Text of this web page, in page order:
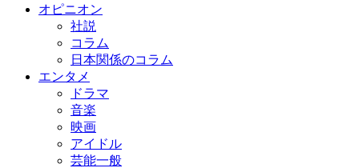
オピニオン
社説
コラム
日本関係のコラム
エンタメ
ドラマ
音楽
映画
アイドル
芸能一般